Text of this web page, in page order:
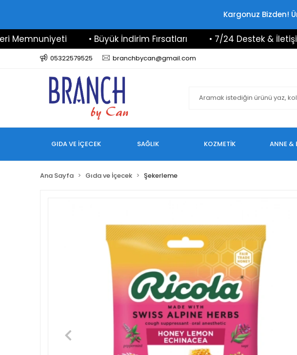
Kargonuz Bizden!
• Büyük İndirim Fırsatları • 7/24 Destek & İletişim
05322579525 branchbycan@gmail.com
GIDA VE İÇECEK SAĞLIK KOZMETİK ANNE &
Ana Sayfa Gıda ve İçecek Şekerleme